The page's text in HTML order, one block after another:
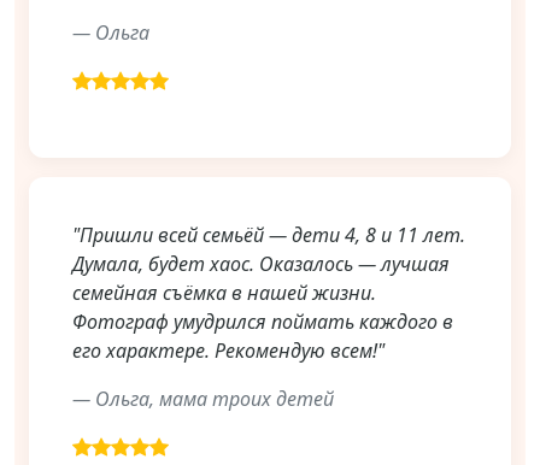
— Ольга
"Пришли всей семьёй — дети 4, 8 и 11 лет.
Думала, будет хаос. Оказалось — лучшая
семейная съёмка в нашей жизни.
Фотограф умудрился поймать каждого в
его характере. Рекомендую всем!"
— Ольга, мама троих детей